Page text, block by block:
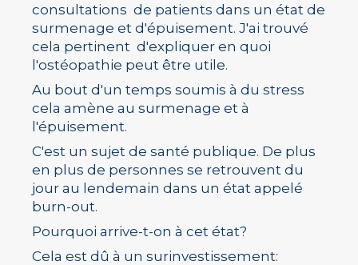
consultations de patients dans un état de
surmenage et d'épuisement. J'ai trouvé
cela pertinent d'expliquer en quoi
l'ostéopathie peut être utile.
Au bout d'un temps soumis à du stress
cela amène au surmenage et à
l'épuisement.
C'est un sujet de santé publique. De plus
en plus de personnes se retrouvent du
jour au lendemain dans un état appelé
burn-out.
Pourquoi arrive-t-on à cet état?
Cela est dû à un surinvestissement: